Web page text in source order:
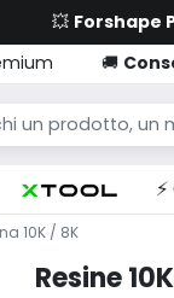
💥 Forshape
🚚
10K / 8K
Resine